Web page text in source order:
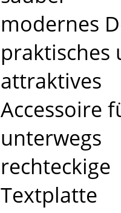
modernes
praktisches
attraktives
Accessoire
unterwegs
rechteckige
Textplatte